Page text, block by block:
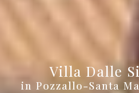
Villa Dalle
in Pozzallo-Santa